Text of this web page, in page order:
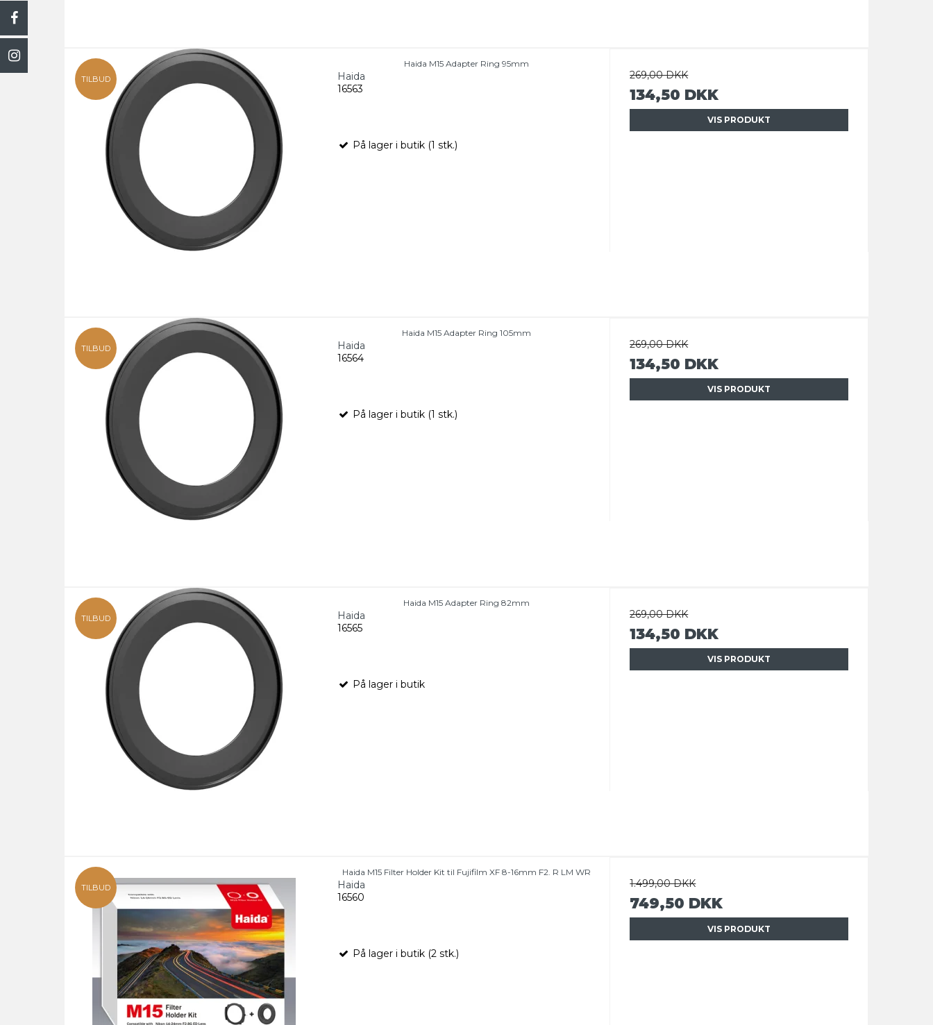
TILBUD
Haida M15 Adapter Ring 95mm
Haida
16563
På lager i butik (1 stk.)
269,00 DKK
134,50 DKK
VIS PRODUKT
TILBUD
Haida M15 Adapter Ring 105mm
Haida
16564
På lager i butik (1 stk.)
269,00 DKK
134,50 DKK
VIS PRODUKT
TILBUD
Haida M15 Adapter Ring 82mm
Haida
16565
På lager i butik
269,00 DKK
134,50 DKK
VIS PRODUKT
TILBUD
Haida M15 Filter Holder Kit til Fujifilm XF 8-16mm F2. R LM WR
Haida
16560
På lager i butik (2 stk.)
1.499,00 DKK
749,50 DKK
VIS PRODUKT